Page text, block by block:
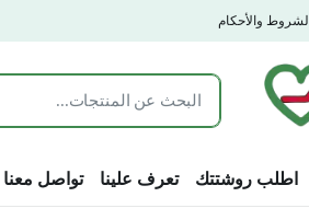
الشروط والأحكام
اطلب روشتتك تعرف علينا تواصل معنا